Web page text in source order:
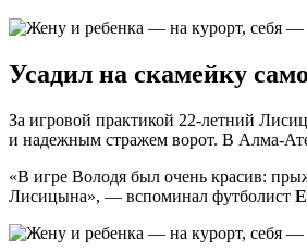
Усадил на скамейку
За игровой практикой 22-летний
и надежным стражем ворот. В Алма-
«В игре Володя был очень красив:
Лисицына», — вспоминал футболист